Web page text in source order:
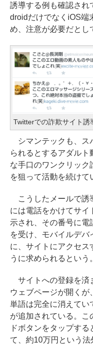
誘導する例も確認され
droidだけでなくiOS端
め、注意が必要だとし
Twitterでの詐欺サイト誘
シマンテックも、ス
られるとするアダル
な手口のワンクリック
を狙って活動を続けて
こうしたメールで誘
には電話をかけてサイ
示され、その番号に電
を受け、モバイルデ
に、サイトにアクセス
うに求められるという。
サイトへの登録を済
ウェブページが開くが
単語は完全に消えてい
が追加されている。こ
ドボタンをタップす
て、約10万円という法